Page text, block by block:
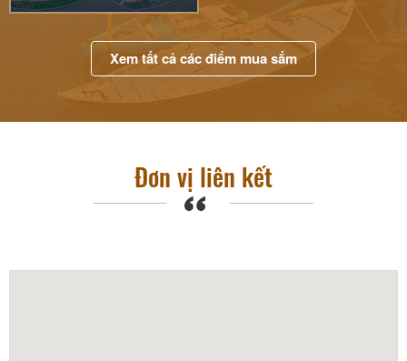
Xem tất cả các điểm mua sắm
Đơn vị liên kết